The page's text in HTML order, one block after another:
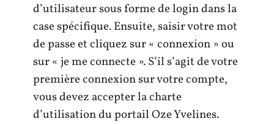
d’utilisateur sous forme de login dans la
case spécifique. Ensuite, saisir votre mot
de passe et cliquez sur « connexion » ou
sur « je me connecte ». S’il s’agit de votre
première connexion sur votre compte,
vous devez accepter la charte
d’utilisation du portail Oze Yvelines.